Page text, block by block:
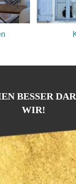
BESSER
WIR!